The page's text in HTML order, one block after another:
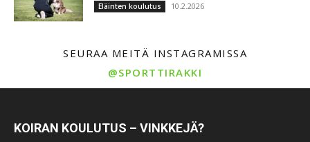
Eläinten koulutus 10.2.2026
SEURAA MEITÄ INSTAGRAMISSA
@SPORTTIRAKKI
KOIRAN KOULUTUS – VINKKEJÄ?